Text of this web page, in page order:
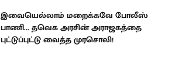
இவையெல்லாம் மறைக்கவே போலீஸ்
பாணி... தவெக அரசின் அராஜகத்தை
புட்டுப்புட்டு வைத்த முரசொலி!